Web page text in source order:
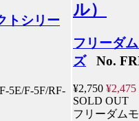
トシリー
5E/F-5F/RF-
ル）
フリーダ
ズNo.
¥2,750 ¥2,475
SOLD OUT
フリーダム